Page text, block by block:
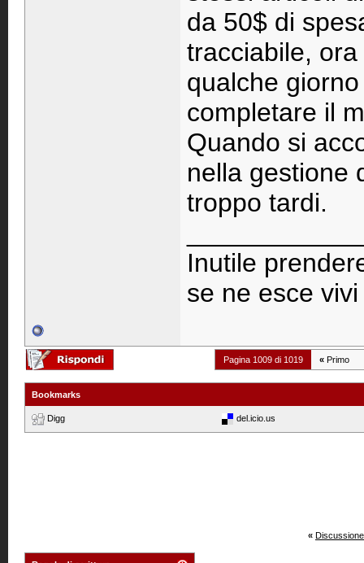
da 50$ di
tracciabile,
qualche
completare il
Quando si
nella gestione
troppo tardi.
Inutile
se ne esce
Pagina 1009 di 1019 « Primo
Bookmarks
Digg del.icio.us
«